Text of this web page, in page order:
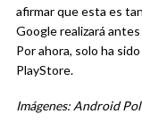
afirmar que esta es
Google realizará
Por ahora, solo ha
PlayStore.
Imágenes: Android